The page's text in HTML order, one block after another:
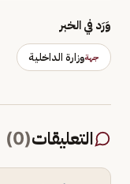
وَرَد في الخبر
جهةوزارة الداخلية
التعليقات(
0
)